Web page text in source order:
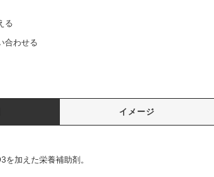
る
合わせる
イメージ
を加えた栄養補助剤。